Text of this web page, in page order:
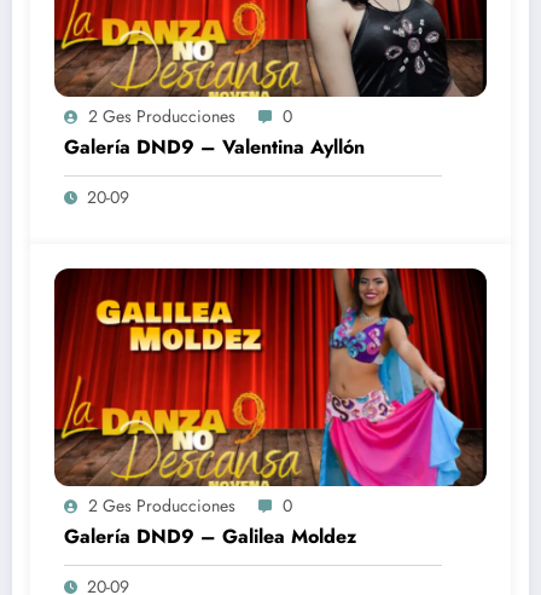
2 Ges Producciones 0
Galería DND9 – Valentina Ayllón
20-09
2 Ges Producciones 0
Galería DND9 – Galilea Moldez
20-09